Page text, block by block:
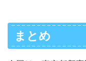
まとめ